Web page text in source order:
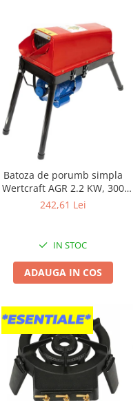
Batoza de porumb simpla
Wertcraft AGR 2.2 KW, 300
kg/h
242,61 Lei
IN STOC
ADAUGA IN COS